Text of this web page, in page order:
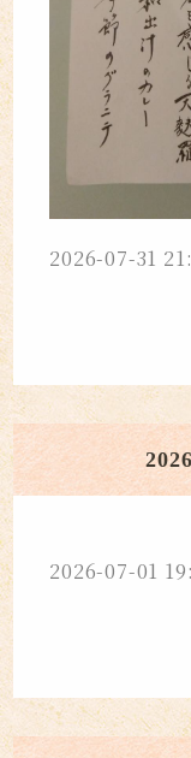
2026-07-31
2026-07-01